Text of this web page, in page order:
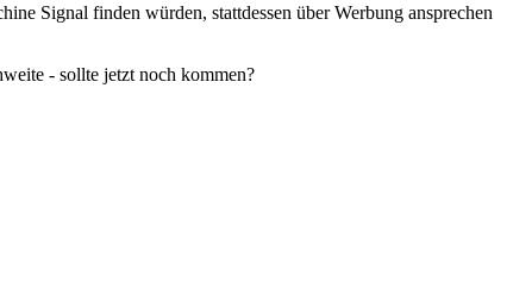
Signal finden würden, stattdessen über Werbung ansprechen
- sollte jetzt noch kommen?